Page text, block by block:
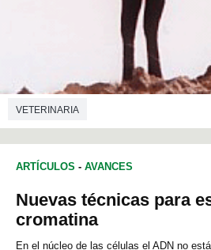
VETERINARIA
ARTÍCULOS - AVANCES
Nuevas técnicas para
cromatina
En el núcleo de las células el ADN no